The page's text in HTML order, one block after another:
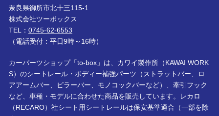
奈良県御所市北十三115-1
株式会社ツーボックス
TEL： 0745-62-6553
（電話受付：平日9時～16時）
カーパーツショップ「to-box」は、カワイ製作所（KAWAI WORK
S）のシートレール・ボディー補強パーツ（ストラットバー、ロ
アアームバー、ピラーバー、モノコックバーなど）、牽引フック
など、車種・モデルに合わせた商品を販売しています。レカロ
（RECARO）社シート用シートレールは保安基準適合（一部を除